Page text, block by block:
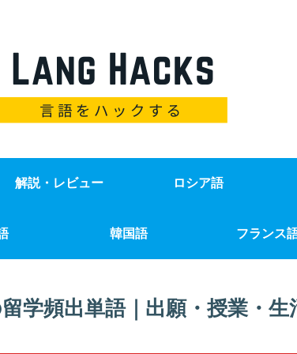
解説・レビュー ロシア語
韓国語 フランス
学頻出単語｜出願・授業・